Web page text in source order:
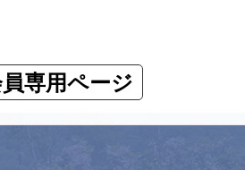
専用ページ